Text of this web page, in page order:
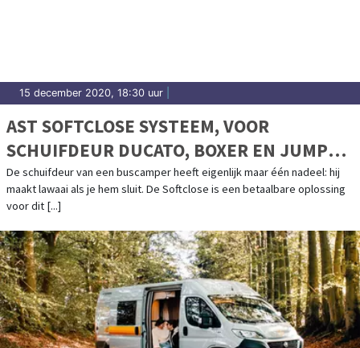
15 december 2020, 18:30 uur
AST SOFTCLOSE SYSTEEM, VOOR
SCHUIFDEUR DUCATO, BOXER EN JUMPER
>2006
De schuifdeur van een buscamper heeft eigenlijk maar één nadeel: hij
maakt lawaai als je hem sluit. De Softclose is een betaalbare oplossing
voor dit [...]